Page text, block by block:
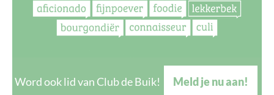
Word ook lid van Club de Buik! Meld je nu aan!